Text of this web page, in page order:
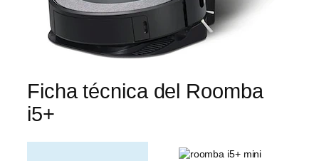
Ficha técnica del Roomba
i5+